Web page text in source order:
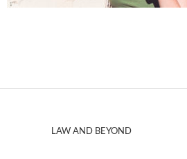
LAW AND BEYOND